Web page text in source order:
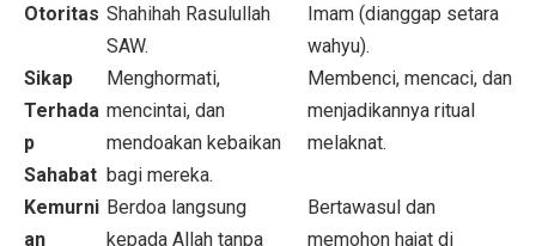
Otoritas Shahihah Rasulullah
SAW.
Imam (dianggap setara
wahyu).
Sikap
Terhada
p
Sahabat
Menghormati,
mencintai, dan
mendoakan kebaikan
bagi mereka.
Membenci, mencaci, dan
menjadikannya ritual
melaknat.
Kemurni
an
Berdoa langsung
kepada Allah tanpa
Bertawasul dan
memohon hajat di